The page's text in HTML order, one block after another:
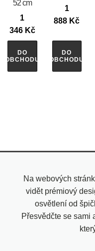
52 cm
1
346 Kč
DO
OBCHODU
1
888 Kč
DO
OBCHODU
Na webových
vidět prémiový
osvětlení od
Přesvědčte se sami